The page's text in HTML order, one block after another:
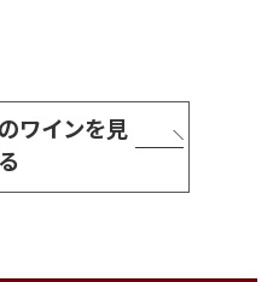
ワインを見
る